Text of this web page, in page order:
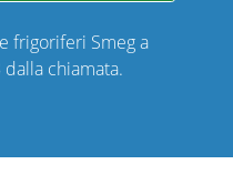
frigoriferi Smeg a
chiamata.